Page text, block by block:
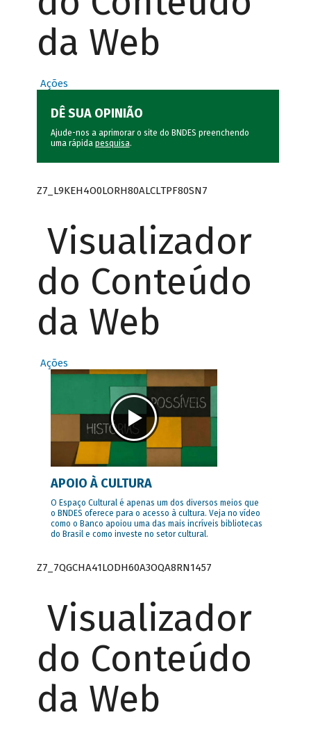
da Web
Ações
DÊ SUA OPINIÃO
Ajude-nos a aprimorar o site do BNDES preenchendo
uma rápida pesquisa.
Z7_L9KEH4O0LORH80ALCLTPF80SN7
Visualizador
do Conteúdo
da Web
Ações
APOIO À CULTURA
O Espaço Cultural é apenas um dos diversos meios que
o BNDES oferece para o acesso à cultura. Veja no vídeo
como o Banco apoiou uma das mais incríveis bibliotecas
do Brasil e como investe no setor cultural.
Z7_7QGCHA41LODH60A3OQA8RN1457
Visualizador
do Conteúdo
da Web